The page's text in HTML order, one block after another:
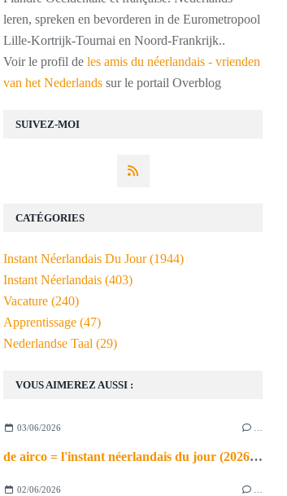
SUIVEZ-MOI
leren, spreken en bevorderen in de Eurometropool
Lille-Kortrijk-Tournai en Noord-Frankrijk..
Voir le profil de les amis du néerlandais - vrienden
van het Nederlands sur le portail Overblog
VOUS AIMEREZ AUSSI :
03/06/2026
de airco = l'instant néerlandais du jour (2026_06_03)
02/06/2026
CATÉGORIES
Instant Néerlandais Du Jour(1944)
Instant Néerlandais (403)
Vacature (240)
Apprentissage (47)
Nederlandse Taal (29)